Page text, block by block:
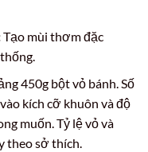
Tạo mùi thơm đặc
450g bột vỏ bánh. Số
kích cỡ khuôn và độ
muốn. Tỷ lệ vỏ và
theo sở thích.